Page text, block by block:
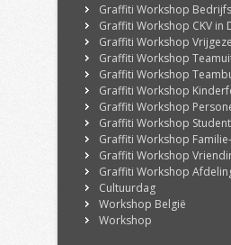
Graffiti Workshop
Graffiti Workshop CKV in
Graffiti Workshop
Graffiti Workshop
Graffiti Workshop
Graffiti Workshop
Graffiti Workshop
Graffiti Workshop
Graffiti Workshop
Graffiti Workshop
Graffiti Workshop
Cultuurdag
Workshop België
Workshop